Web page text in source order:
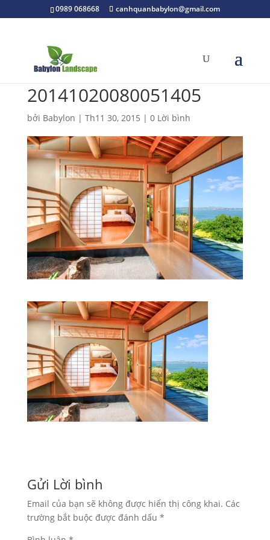
0989 068668 canhquanbabylon@gmail.com
20141020080051405
bởi Babylon | Th11 30, 2015 | 0 Lời bình
Gửi Lời bình
Email của bạn sẽ không được hiển thị công khai. Các
trường bắt buộc được đánh dấu *